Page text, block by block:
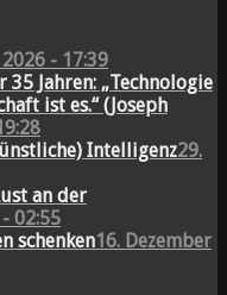
2026 - 17:39
Jahren: „Technologie
ist es.“ (Joseph
Intelligenz29.
an der
02:55
schenken16. Dezember